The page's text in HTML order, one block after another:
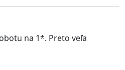
na 1*. Preto veľa